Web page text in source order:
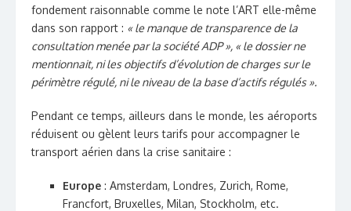
fondement raisonnable comme le note l’ART elle-même
dans son rapport : « le manque de transparence de la
consultation menée par la société ADP », « le dossier ne
mentionnait, ni les objectifs d’évolution de charges sur le
périmètre régulé, ni le niveau de la base d’actifs régulés ».
Pendant ce temps, ailleurs dans le monde, les aéroports
réduisent ou gèlent leurs tarifs pour accompagner le
transport aérien dans la crise sanitaire :
Europe : Amsterdam, Londres, Zurich, Rome,
Francfort, Bruxelles, Milan, Stockholm, etc.